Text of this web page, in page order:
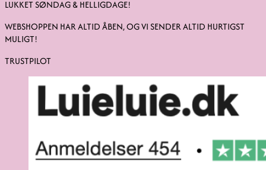
LUKKET SØNDAG & HELLIGDAGE!
WEBSHOPPEN HAR ALTID ÅBEN, OG VI SENDER ALTID HURTIGST
MULIGT!
TRUSTPILOT